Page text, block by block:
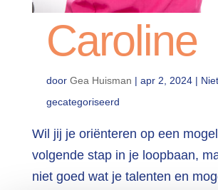
Caroline
door Gea Huisman | apr 2, 2024| Niet
gecategoriseerd
Wil jij je oriënteren op een
volgende stap in je loopbaan,
niet goed wat je talenten en